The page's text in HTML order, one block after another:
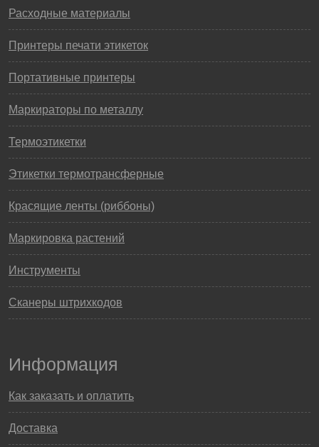
Расходные материалы
Принтеры печати этикеток
Портативные принтеры
Маркираторы по металлу
Термоэтикетки
Этикетки термотрансферные
Красящие ленты (риббоны)
Маркировка растений
Инструменты
Сканеры штрихкодов
Информация
Как заказать и оплатить
Доставка